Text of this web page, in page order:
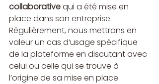
collaborative qui a été mise en
place dans son entreprise.
Régulièrement, nous mettrons en
valeur un cas d’usage spécifique
de la plateforme en discutant avec
celui ou celle qui se trouve à
l’origine de sa mise en place.